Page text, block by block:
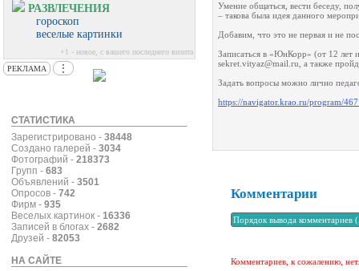
РАЗВЛЕЧЕНИЯ
гороскоп
веселые картинки
+1 - новое, с вашего последнего визита
РЕКЛАМА
⋮
СТАТИСТИКА
Зарегистрировано - 38448
Создано галерей - 3034
Фотографий - 218373
Групп - 683
Объявлений - 3501
Опросов - 742
Фирм - 935
Веселых картинок - 16336
Записей в блогах - 2682
Друзей - 82053
НА САЙТЕ
Умение общаться, вести беседу,
– такова была идея данного
Добавим, что это не первая и не
Записаться в «ЮнКорр» (от 12 лет
sekret.vityaz@mail.ru, а также
Задать вопросы можно лично
https://navigator.krao.ru/program/
Комментарии
Комментариев, к сожалению, нет.